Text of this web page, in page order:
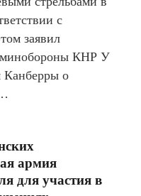
с
заявил
минобороны КНР У
Канберры о
армия
для участия в